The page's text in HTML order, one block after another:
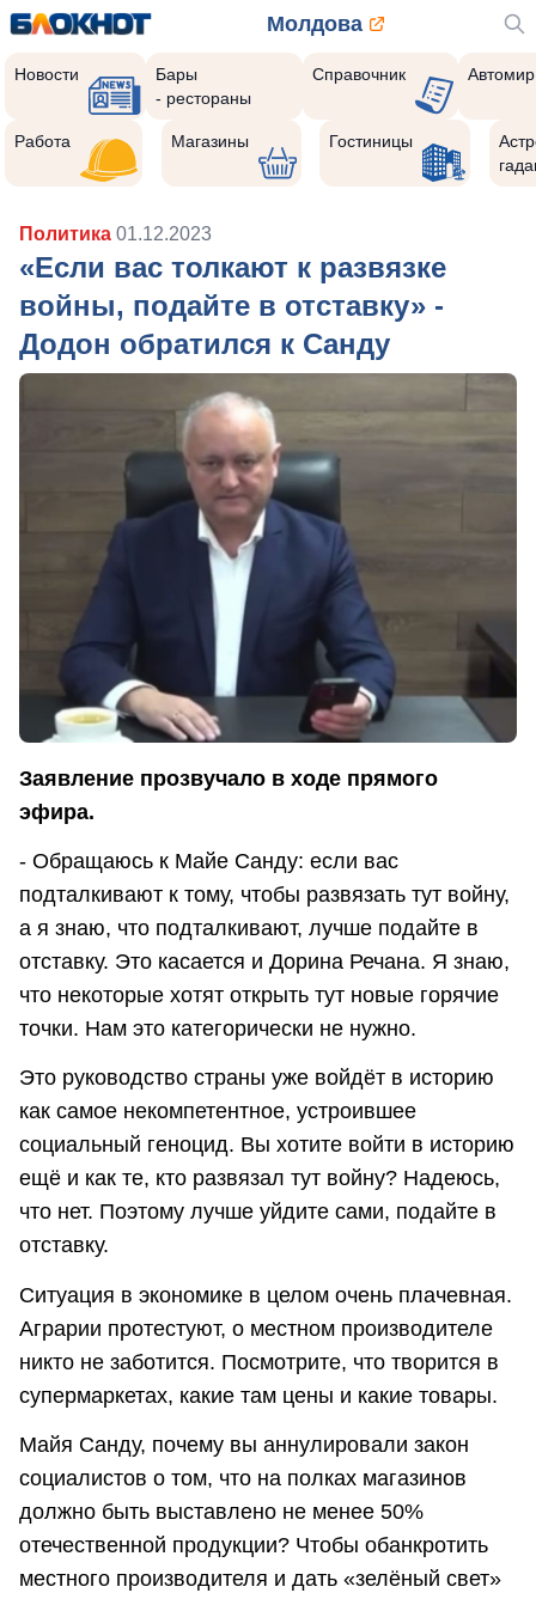
Молдова
Новости
Бары
- рестораны
Справочник Автомир
Работа Магазины Гостиницы
Политика 01.12.2023
«Если вас толкают к развязке
войны, подайте в отставку» -
Додон обратился к Санду
Заявление прозвучало в ходе прямого
эфира.
- Обращаюсь к Майе Санду: если вас
подталкивают к тому, чтобы развязать тут войну,
а я знаю, что подталкивают, лучше подайте в
отставку. Это касается и Дорина Речана. Я знаю,
что некоторые хотят открыть тут новые горячие
точки. Нам это категорически не нужно.
Это руководство страны уже войдёт в историю
как самое некомпетентное, устроившее
социальный геноцид. Вы хотите войти в историю
ещё и как те, кто развязал тут войну? Надеюсь,
что нет. Поэтому лучше уйдите сами, подайте в
отставку.
Ситуация в экономике в целом очень плачевная.
Аграрии протестуют, о местном производителе
никто не заботится. Посмотрите, что творится в
супермаркетах, какие там цены и какие товары.
Майя Санду, почему вы аннулировали закон
социалистов о том, что на полках магазинов
должно быть выставлено не менее 50%
отечественной продукции? Чтобы обанкротить
местного производителя и дать «зелёный свет»